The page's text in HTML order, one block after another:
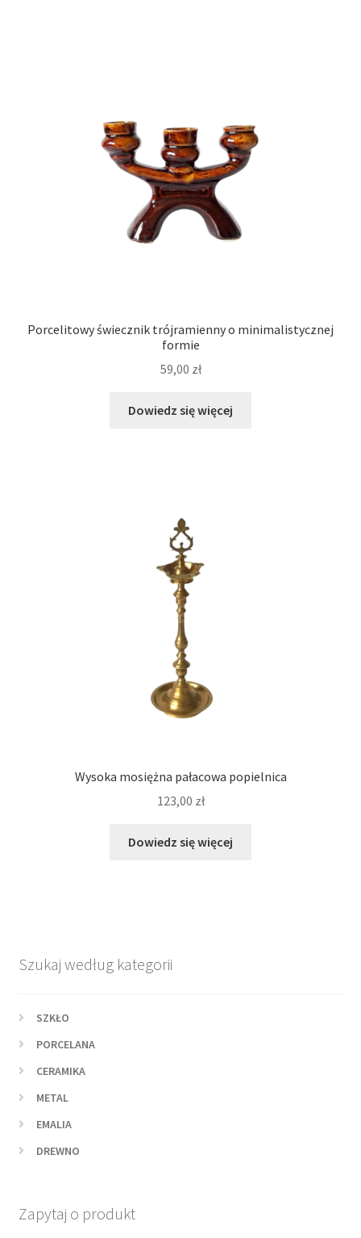
Porcelitowy świecznik trójramienny o minimalistycznej
formie
59,00 zł
Dowiedz się więcej
Wysoka mosiężna pałacowa popielnica
123,00 zł
Dowiedz się więcej
Szukaj według kategorii
SZKŁO
PORCELANA
CERAMIKA
METAL
EMALIA
DREWNO
Zapytaj o produkt